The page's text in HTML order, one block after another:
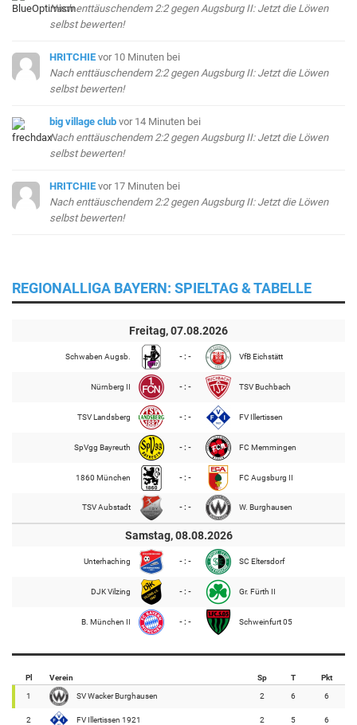
Nach enttäuschendem 2:2 gegen Augsburg II: Jetzt die Löwen
selbst bewerten!
HRITCHIE vor 10 Minuten bei
Nach enttäuschendem 2:2 gegen Augsburg II: Jetzt die Löwen
selbst bewerten!
big village club vor 14 Minuten bei
Nach enttäuschendem 2:2 gegen Augsburg II: Jetzt die Löwen
selbst bewerten!
HRITCHIE vor 17 Minuten bei
Nach enttäuschendem 2:2 gegen Augsburg II: Jetzt die Löwen
selbst bewerten!
REGIONALLIGA BAYERN: SPIELTAG & TABELLE
Freitag, 07.08.2026
Schwaben Augsb. - : - VfB Eichstätt
Nürnberg II - : - TSV Buchbach
TSV Landsberg - : - FV Illertissen
SpVgg Bayreuth - : - FC Memmingen
1860 München - : - FC Augsburg II
TSV Aubstadt - : - W. Burghausen
Samstag, 08.08.2026
Unterhaching - : - SC Eltersdorf
DJK Vilzing - : - Gr. Fürth II
B. München II - : - Schweinfurt 05
Pl Verein Sp T Pkt
1 SV Wacker Burghausen 2 6 6
2 FV Illertissen 1921 2 5 6